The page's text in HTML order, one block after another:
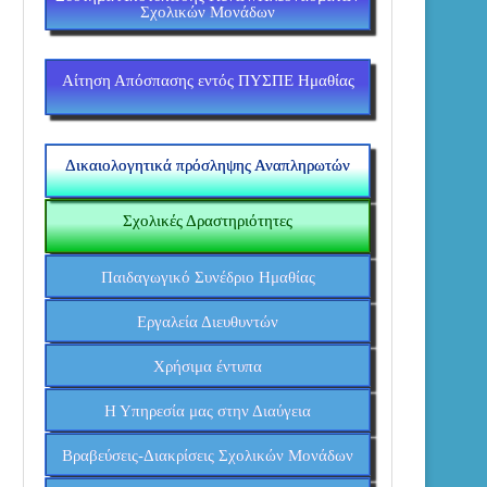
Σχολικών Μονάδων
Αίτηση Απόσπασης εντός ΠΥΣΠΕ Ημαθίας
Δικαιολογητικά πρόσληψης Αναπληρωτών
Σχολικές Δραστηριότητες
Παιδαγωγικό Συνέδριο Ημαθίας
Εργαλεία Διευθυντών
Χρήσιμα έντυπα
Η Υπηρεσία μας στην Διαύγεια
Βραβεύσεις-Διακρίσεις Σχολικών Μονάδων